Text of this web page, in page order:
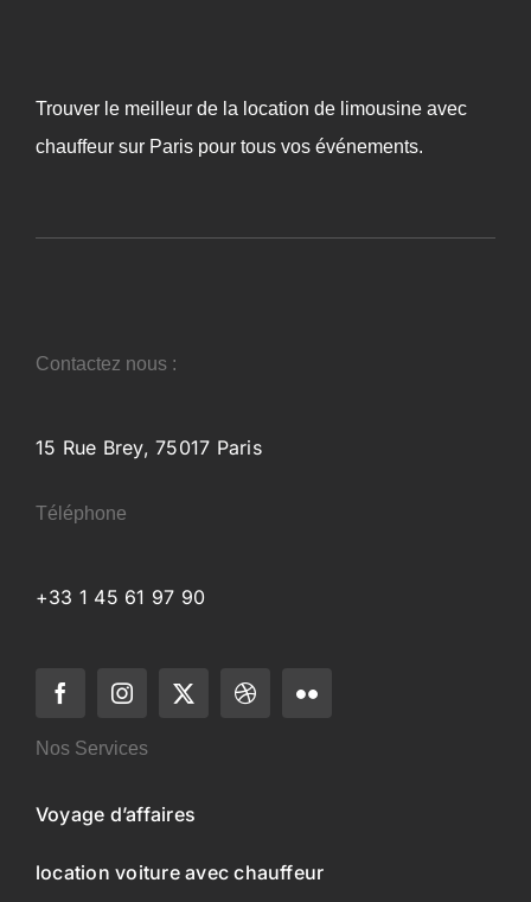
Trouver le meilleur de la location de limousine avec
chauffeur sur Paris pour tous vos événements.
Contactez nous :
15 Rue Brey, 75017 Paris
Téléphone
+33 1 45 61 97 90
Nos Services
Voyage d’affaires
location voiture avec chauffeur